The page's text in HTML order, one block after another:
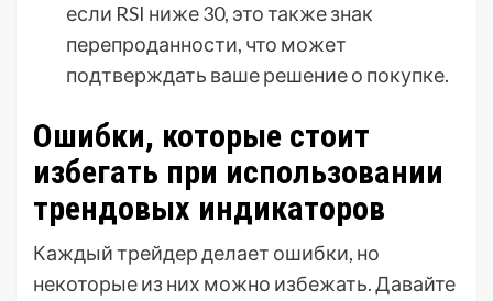
если RSI ниже 30, это также знак
перепроданности, что может
подтверждать ваше решение о покупке.
Ошибки, которые стоит
избегать при использовании
трендовых индикаторов
Каждый трейдер делает ошибки, но
некоторые из них можно избежать. Давайте